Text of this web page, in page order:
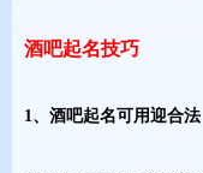
酒吧起名技巧
1、酒吧起名可用迎合法